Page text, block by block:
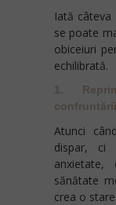
Iată câteva
se poate
obiceiuri
echilibrată.
1.
Atunci
dispar, ci
sănătate
crea o